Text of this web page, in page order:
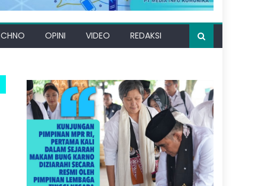
OPINI VIDEO REDAKSI